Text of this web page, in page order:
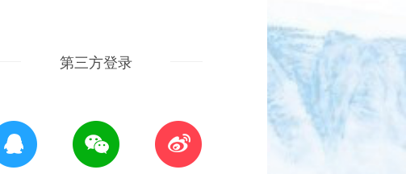
第三方登录